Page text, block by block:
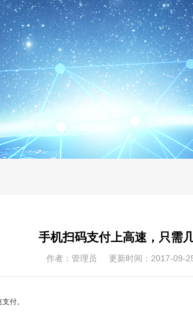
手机扫码支付上高速，只需
作者：管理员 更新时间：2017-09-
付。